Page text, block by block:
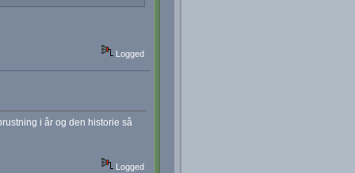
Logged
i år og den historie så
Logged